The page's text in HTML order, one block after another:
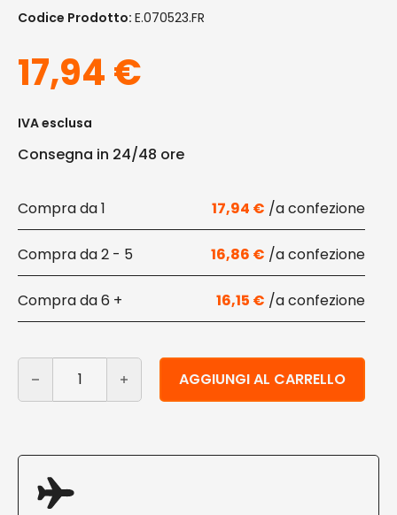
Codice Prodotto: E.070523.FR
17,94€
IVA esclusa
Consegna in 24/48 ore
1 17,94 €
2 - 5 16,86 €
6 + 16,15 €
Stecchini in bamboo nero design 15 cm cuore 300 pz
AGGIUNGI AL CARRELLO
Alternative: